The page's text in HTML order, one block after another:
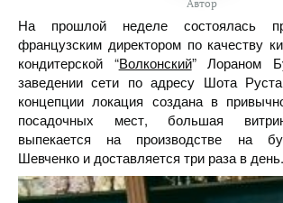
Автор
На прошлой неделе состоялась
французским директором по качеству
кондитерской “Волконский” Лораном
заведении сети по адресу Шота
концепции локация создана в
посадочных мест, большая
выпекается на производстве на
Шевченко и доставляется три раза в день.